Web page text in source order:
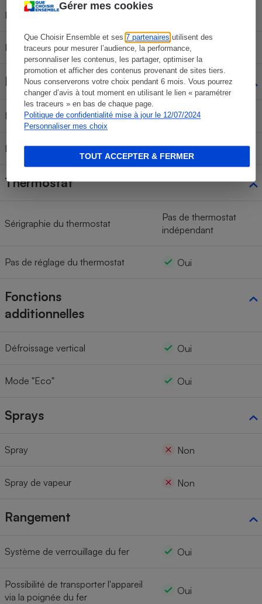
Gérer mes cookies
Que Choisir Ensemble et ses7 partenaires utilisent des
traceurs pour mesurer l’audience, la performance,
personnaliser les contenus, les partager, optimiser la
promotion et afficher des contenus provenant de sites tiers.
Nous conserverons votre choix pendant 6 mois. Vous pourrez
changer d’avis à tout moment en utilisant le lien « paramétrer
les traceurs » en bas de chaque page.
Politique de confidentialité mise à jour le 12/07/2024
Personnaliser mes choix
TOUT ACCEPTER & FERMER
Longueur
Largeur 24 cm
Débit de vapeur
Débit de vapeur réglable Non
Débit de vapeur automatique Non vérifié
Thermostat
Sérigraphie du thermostat
Pas de thermostat
indépendant
Pas de réglage du thermostat Oui
Fonctions
additionnelles
Défroissage vertical Oui
Mode "Eco" Oui
Sprays
Spray Non
Spray de vapeur Non
Rangement
Système de verrouillage du fer Oui
Possibilité de transporter l'appareil
via la poignée du fer
Oui